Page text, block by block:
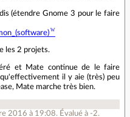
(étendre Gnome 3 pour le faire
les 2 projets.
et Mate continue de le faire
il y aie (très) peu
Mate marche très bien.
2016 à 19:08. Évalué à -2.